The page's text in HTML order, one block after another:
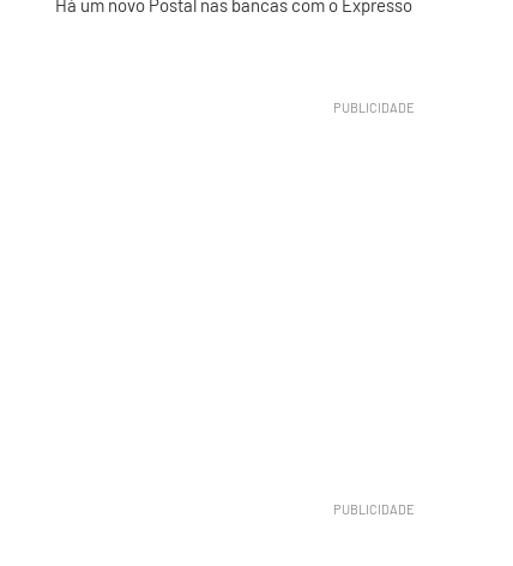
Há um novo Postal nas bancas com o Expresso